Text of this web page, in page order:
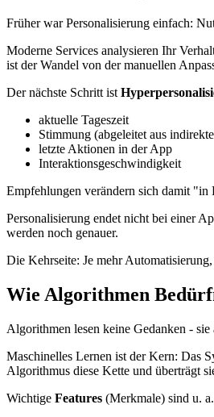
Früher war Personalisierung einfach:
Moderne Services analysieren Ihr
ist der Wandel von der manuellen
Der nächste Schritt ist
aktuelle Tageszeit
Stimmung (abgeleitet aus
letzte Aktionen in der App
Interaktionsgeschwindigkeit
Empfehlungen verändern sich damit "in
Personalisierung endet nicht bei einer
werden noch genauer.
Die Kehrseite: Je mehr
Wie Algorithmen
Algorithmen lesen keine Gedanken - sie
Maschinelles Lernen ist der Kern: Das
Algorithmus diese Kette und überträgt
Wichtige Features (Merkmale) sind u.